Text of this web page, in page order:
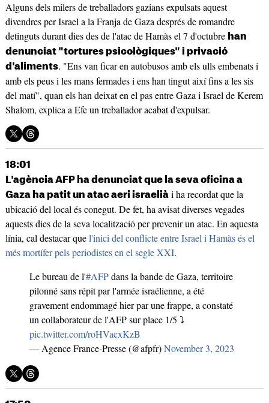
Alguns dels milers de treballadors gazians expulsats aquest
divendres per Israel a la Franja de Gaza després de romandre
detinguts durant dies des de l'atac de Hamàs el 7 d'octubre han
denunciat "tortures psicològiques" i privació
d'aliments. "Ens van ficar en autobusos amb els ulls embenats i
amb els peus i les mans fermades i ens han tingut així fins a les sis
del matí", quan els han deixat en el pas entre Gaza i Israel de Kerem
Shalom, explica a Efe un treballador acabat d'expulsar.
18:01
L'agència AFP ha denunciat que la seva oficina a
Gaza ha patit un atac aeri israeliài ha recordat que la
ubicació del local és conegut. De fet, ha avisat diverses vegades
aquests dies de la seva localització per prevenir un atac. En aquesta
línia, cal destacar quel'inici del conflicte entre Israel i Hamàs és el
més mortífer pels periodistes en el segle XXI.
Le bureau de l'#AFPdans la bande de Gaza, territoire
pilonné sans répit par l'armée israélienne, a été
gravement endommagé hier par une frappe, a constaté
un collaborateur de l'AFP sur place 1/5 ⤵️
pic.twitter.com/roHVacxKzB
— Agence France-Presse (@afpfr)November 3, 2023